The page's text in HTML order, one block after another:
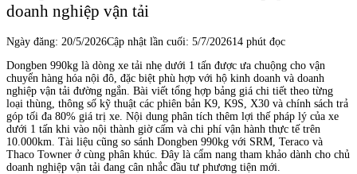
doanh nghiệp vận tải
Ngày đăng: 20/5/2026Cập nhật lần cuối: 5/7/202614 phút đọc
Dongben 990kg là dòng xe tải nhẹ dưới 1 tấn được ưa chuộng cho vận
chuyển hàng hóa nội đô, đặc biệt phù hợp với hộ kinh doanh và doanh
nghiệp vận tải đường ngắn. Bài viết tổng hợp bảng giá chi tiết theo từng
loại thùng, thông số kỹ thuật các phiên bản K9, K9S, X30 và chính sách trả
góp tối đa 80% giá trị xe. Nội dung phân tích thêm lợi thế pháp lý của xe
dưới 1 tấn khi vào nội thành giờ cấm và chi phí vận hành thực tế trên
10.000km. Tài liệu cũng so sánh Dongben 990kg với SRM, Teraco và
Thaco Towner ở cùng phân khúc. Đây là cẩm nang tham khảo dành cho chủ
doanh nghiệp vận tải đang cân nhắc đầu tư phương tiện mới.